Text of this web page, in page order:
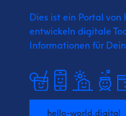
Dies ist ein Portal
entwickeln digitale
Informationen für
hello-world.digital